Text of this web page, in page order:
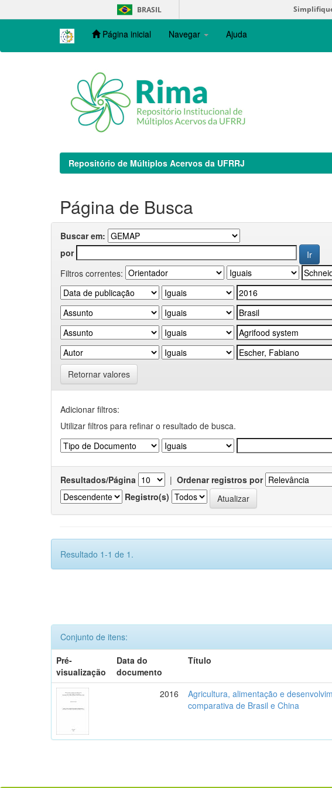
navigation
BRASIL
Página inicial Navegar Ajuda
Repositório de Múltiplos Acervos da UFRRJ
Página de Busca
Buscar em:
por
Filtros correntes:
Retornar valores
Adicionar filtros:
Utilizar filtros para refinar o resultado de busca.
Resultados/Página | Ordenar registros por
Registro(s)
Resultado 1-1 de 1.
Conjunto de itens:
Pré-
visualização
Data do
documento
Título
2016
Agricultura, alimentação e
comparativa de Brasil e China